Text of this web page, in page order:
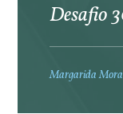
Desafio
Margarida